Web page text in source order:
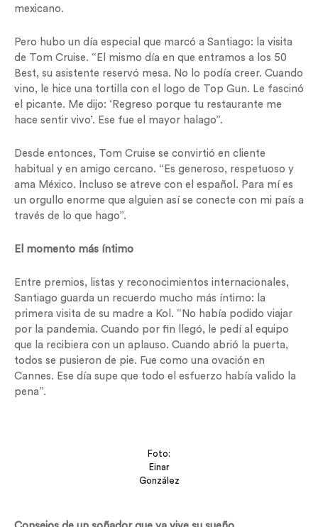
mexicano.
Pero hubo un día especial que marcó a Santiago: la visita
de Tom Cruise. “El mismo día en que entramos a los 50
Best, su asistente reservó mesa. No lo podía creer. Cuando
vino, le hice una tortilla con el logo de Top Gun. Le fascinó
el picante. Me dijo: ‘Regreso porque tu restaurante me
hace sentir vivo’. Ese fue el mayor halago”.
Desde entonces, Tom Cruise se convirtió en cliente
habitual y en amigo cercano. “Es generoso, respetuoso y
ama México. Incluso se atreve con el español. Para mí es
un orgullo enorme que alguien así se conecte con mi país a
través de lo que hago”.
El momento más íntimo
Entre premios, listas y reconocimientos internacionales,
Santiago guarda un recuerdo mucho más íntimo: la
primera visita de su madre a Kol. “No había podido viajar
por la pandemia. Cuando por fin llegó, le pedí al equipo
que la recibiera con un aplauso. Cuando abrió la puerta,
todos se pusieron de pie. Fue como una ovación en
Cannes. Ese día supe que todo el esfuerzo había valido la
pena”.
Foto:
Einar
González